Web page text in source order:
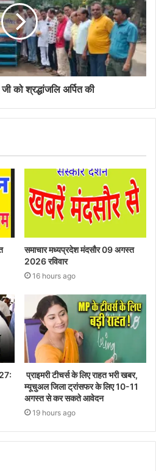
को श्रद्धांजलि अर्पित की
समाचार मध्यप्रदेश मंदसौर 09 अगस्त
2026 रविवार
16 hours ago
प्राइमरी टीचर्स के लिए राहत भरी खबर,
म्यूचुअल जिला ट्रांसफर के लिए 10-11
अगस्त से कर सकते आवेदन
19 hours ago